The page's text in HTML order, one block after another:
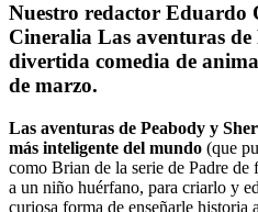
Nuestro redactor Eduardo
Cineralia Las aventuras
divertida comedia de
de marzo.
Las aventuras de Peabody y
más inteligente del mundo (que
como Brian de la serie de Padre
a un niño huérfano, para criarlo y
curiosa forma de enseñarle historia